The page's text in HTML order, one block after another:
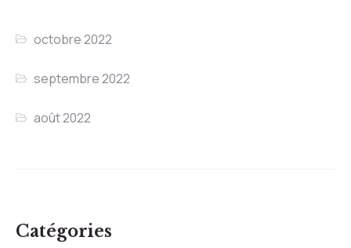
octobre 2022
septembre 2022
août 2022
Catégories